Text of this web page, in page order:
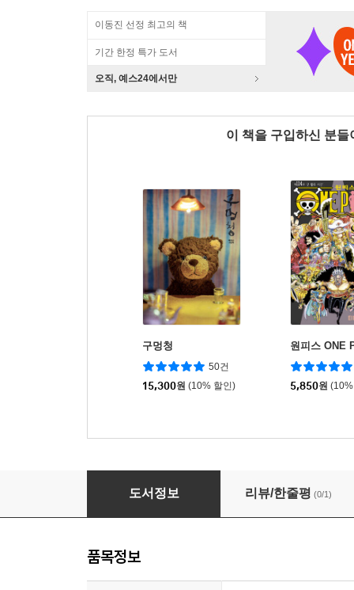
이동진 선정 최고의 책
기간 한정 특가 도서
오직, 예스24에서만
이 책을 구입하신 분
구멍청
50건
15,300원 (10% 할인)
원피스 ONE
5,850원
대한민국 탕수육 만유기
도서정보 리뷰/한줄평 (0/1)
품목정보